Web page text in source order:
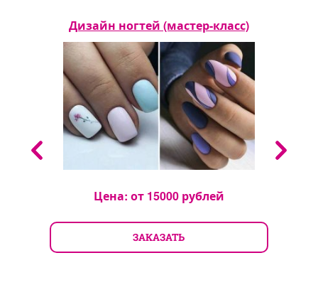
Дизайн ногтей (мастер-класс)
Цена: от 15000рублей
ЗАКАЗАТЬ